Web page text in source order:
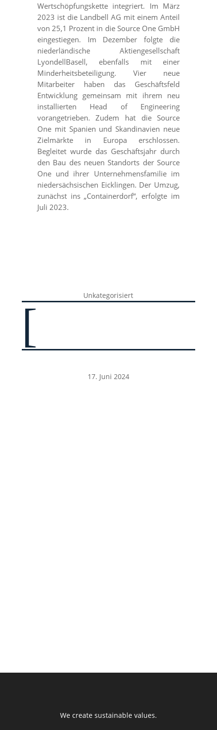
Wertschöpfungskette integriert. Im März
2023 ist die Landbell AG mit einem Anteil
von 25,1 Prozent in die Source One GmbH
eingestiegen. Im Dezember folgte die
niederländische Aktiengesellschaft
LyondellBasell, ebenfalls mit einer
Minderheitsbeteiligung. Vier neue
Mitarbeiter haben das Geschäftsfeld
Entwicklung gemeinsam mit ihrem neu
installierten Head of Engineering
vorangetrieben. Zudem hat die Source
One mit Spanien und Skandinavien neue
Zielmärkte in Europa erschlossen.
Begleitet wurde das Geschäftsjahr durch
den Bau des neuen Standorts der Source
One und ihrer Unternehmensfamilie im
niedersächsischen Eicklingen. Der Umzug,
zunächst ins „Containerdorf“, erfolgte im
Juli 2023.
Unkategorisiert
[
17. Juni 2024
We create sustainable values.